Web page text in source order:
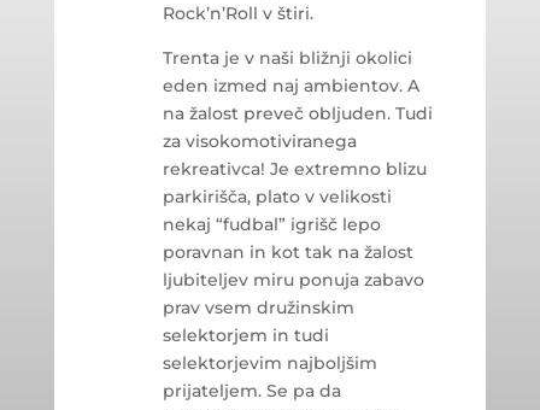
Rock’n’Roll v štiri.
Trenta je v naši bližnji okolici
eden izmed naj ambientov. A
na žalost preveč obljuden. Tudi
za visokomotiviranega
rekreativca! Je extremno blizu
parkirišča, plato v velikosti
nekaj “fudbal” igrišč lepo
poravnan in kot tak na žalost
ljubiteljev miru ponuja zabavo
prav vsem družinskim
selektorjem in tudi
selektorjevim najboljšim
prijateljem. Se pa da